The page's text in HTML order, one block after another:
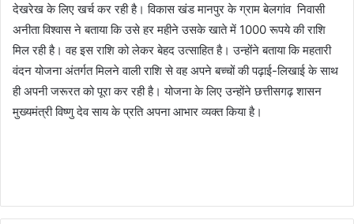
देखरेख के लिए खर्च कर रही है। विकास खंड मानपुर के ग्राम बेलगांव निवासी
अनीता विश्वास ने बताया कि उसे हर महीने उसके खाते में 1000 रूपये की राशि
मिल रही है। वह इस राशि को लेकर बेहद उत्साहित है। उन्होंने बताया कि महतारी
वंदन योजना अंतर्गत मिलने वाली राशि से वह अपने बच्चों की पढ़ाई-लिखाई के साथ
ही अपनी जरूरत को पूरा कर रही है। योजना के लिए उन्होंने छत्तीसगढ़ शासन
मुख्यमंत्री विष्णु देव साय के प्रति अपना आभार व्यक्त किया है।